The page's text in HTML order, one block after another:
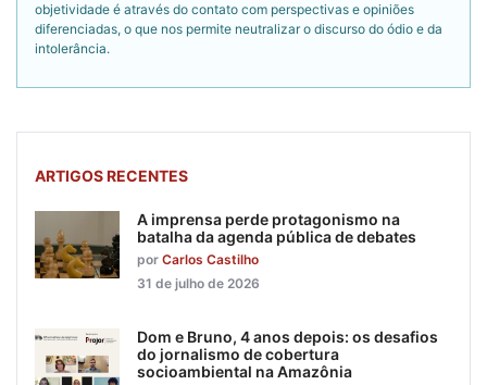
objetividade é através do contato com perspectivas e opiniões
diferenciadas, o que nos permite neutralizar o discurso do ódio e da
intolerância.
ARTIGOS RECENTES
A imprensa perde protagonismo na
batalha da agenda pública de debates
por Carlos Castilho
31 de julho de 2026
Dom e Bruno, 4 anos depois: os desafios
do jornalismo de cobertura
socioambiental na Amazônia